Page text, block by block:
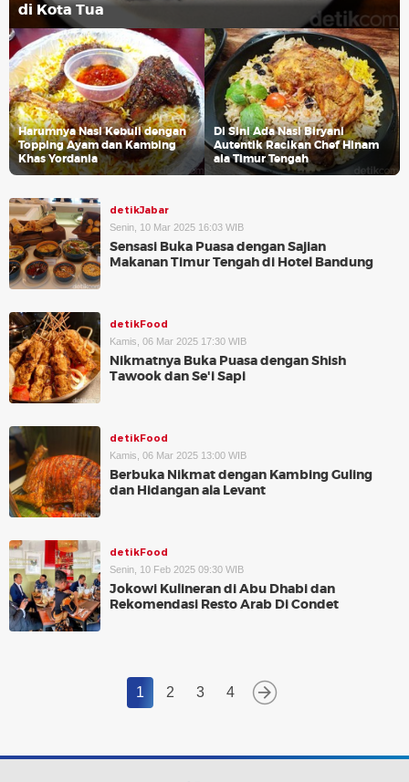
di Kota Tua
Harumnya Nasi Kebuli dengan
Topping Ayam dan Kambing
Khas Yordania
Di Sini Ada Nasi Biryani
Autentik Racikan Chef Hinam
ala Timur Tengah
detikJabar
Senin, 10 Mar 2025 16:03 WIB
Sensasi Buka Puasa dengan Sajian
Makanan Timur Tengah di Hotel Bandung
detikFood
Kamis, 06 Mar 2025 17:30 WIB
Nikmatnya Buka Puasa dengan Shish
Tawook dan Se'i Sapi
detikFood
Kamis, 06 Mar 2025 13:00 WIB
Berbuka Nikmat dengan Kambing Guling
dan Hidangan ala Levant
detikFood
Senin, 10 Feb 2025 09:30 WIB
Jokowi Kulineran di Abu Dhabi dan
Rekomendasi Resto Arab Di Condet
1 2 3 4